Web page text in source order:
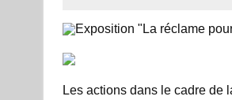
Les actions dans le cadre de